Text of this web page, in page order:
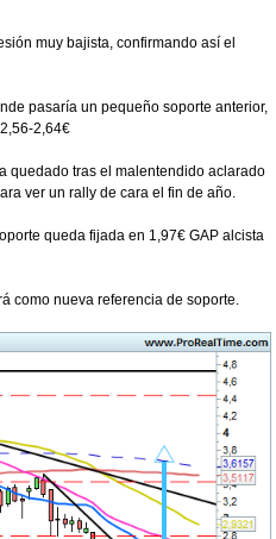
muy bajista, confirmando así el
pasaría un pequeño soporte anterior,
2,64€
quedado tras el malentendido aclarado
ver un rally de cara el fin de año.
queda fijada en 1,97€ GAP alcista
como nueva referencia de soporte.